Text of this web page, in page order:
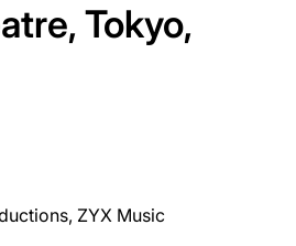
Tokyo,
ZYX Music